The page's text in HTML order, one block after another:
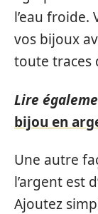
l’eau froide.
vos bijoux
toute traces
Lire
bijou en
Une autre
l’argent est
Ajoutez